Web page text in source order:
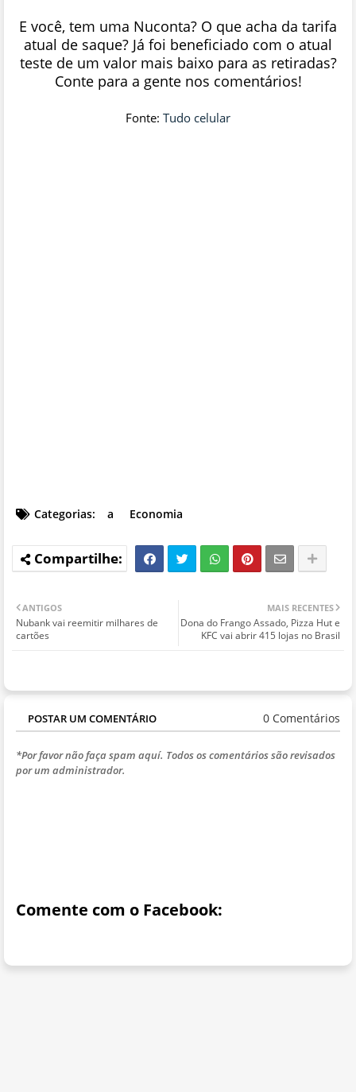
E você, tem uma Nuconta? O que acha da tarifa
atual de saque? Já foi beneficiado com o atual
teste de um valor mais baixo para as retiradas?
Conte para a gente nos comentários!
Fonte: Tudo celular
Categorias: a Economia
MAIS RECENTES
Dona do Frango Assado, Pizza Hut e
KFC vai abrir 415 lojas no Brasil
ANTIGOS
Nubank vai reemitir milhares de
cartões
POSTAR UM COMENTÁRIO 0 Comentários
*Por favor não faça spam aquí. Todos os comentários são revisados
por um administrador.
Comente com o Facebook: